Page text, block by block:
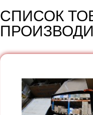
СПИСОК